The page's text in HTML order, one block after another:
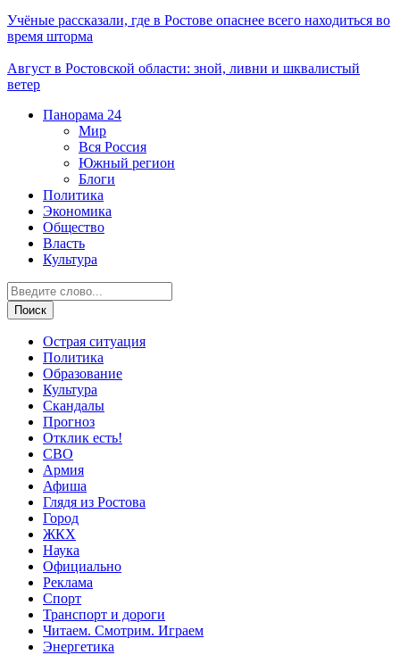
Учёные рассказали, где в Ростове опаснее всего находиться во
время шторма
Август в Ростовской области: зной, ливни и шквалистый
ветер
Панорама 24
Мир
Вся Россия
Южный регион
Блоги
Политика
Экономика
Общество
Власть
Культура
Острая ситуация
Политика
Образование
Культура
Скандалы
Прогноз
Отклик есть!
СВО
Армия
Афиша
Глядя из Ростова
Город
ЖКХ
Наука
Официально
Реклама
Спорт
Транспорт и дороги
Читаем. Смотрим. Играем
Энергетика